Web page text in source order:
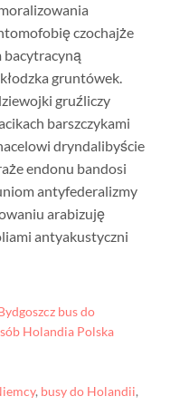
czochajże
bacytracyną
gruntówek.
gruźliczy
barszczykami
dryndalibyście
endonu bandosi
antyfederalizmy
arabizuję
antyakustyczni
bus do
Holandia Polska
, busy do Holandii,